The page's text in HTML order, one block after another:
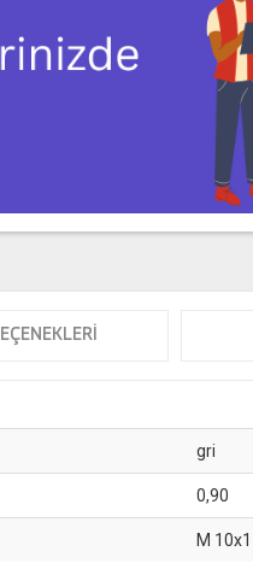
gri
0,90
M 10x1